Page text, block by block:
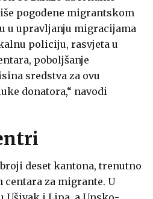
pogođene migrantskom
u upravljanju migracijama
policiju, rasvjeta u
poboljšanje
sredstva za ovu
donatora,“ navodi
deset kantona, trenutno
za migrante. U